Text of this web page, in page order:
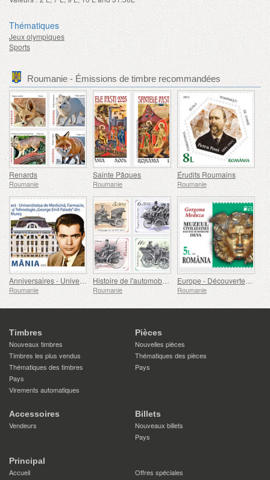
Thématiques
Jeux olympiques
Sports
Roumanie - Émissions de timbre recommandées
Renards
Roumanie
Sainte Pâques
Roumanie
Érudits Roumains
Roumanie
Anniversaires - Université de Médecine, de Pharmacie, de Sciences et de Technologie George Emil Palade de Targu Mures
Roumanie
Histoire de l'automobile (II)
Roumanie
Europe - Découvertes Archéologiques Nationales
Roumanie
Timbres
Nouveaux timbres
Timbres les plus vendus
Thématiques des timbres
Pays
Virements automatiques
Pièces
Nouvelles pièces
Thématiques des pièces
Pays
Accessoires
Vendeurs
Billets
Nouveaux billets
Pays
Principal
Accueil
Offres spéciales